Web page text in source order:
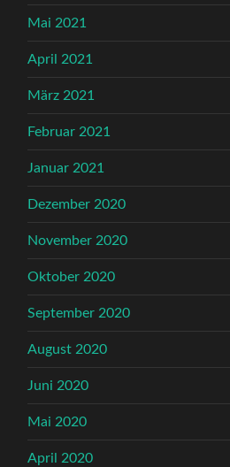
Mai 2021
April 2021
März 2021
Februar 2021
Januar 2021
Dezember 2020
November 2020
Oktober 2020
September 2020
August 2020
Juni 2020
Mai 2020
April 2020